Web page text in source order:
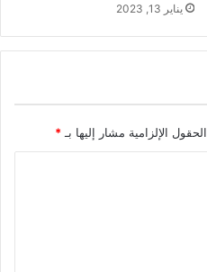
يناير 13, 2023
الحقول الإلزامية مشار إليها بـ*